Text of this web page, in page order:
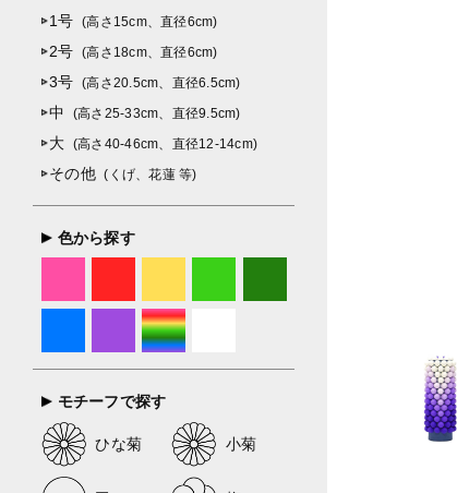
1号 (高さ15cm、直径6cm)
2号 (高さ18cm、直径6cm)
3号 (高さ20.5cm、直径6.5cm)
中 (高さ25-33cm、直径9.5cm)
大 (高さ40-46cm、直径12-14cm)
その他 (くげ、花蓮 等)
色から探す
モチーフで探す
ひな菊 小菊